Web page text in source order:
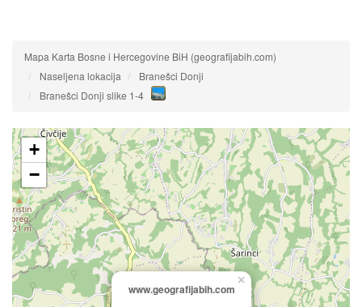
Mapa Karta Bosne i Hercegovine BiH (geografijabih.com)
Naseljena lokacija
Branešci Donji
Branešci Donji slike 1-4
www.geografijabih.com
×
+
−